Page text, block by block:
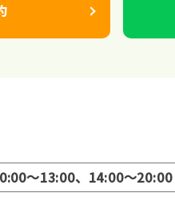
～13:00、 14:00～20:00